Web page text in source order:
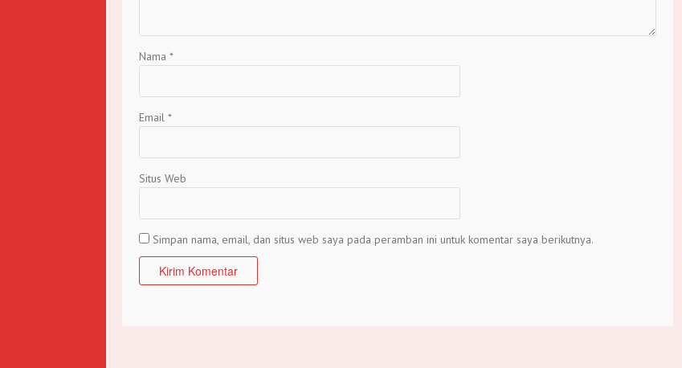
Nama *
Email *
Situs Web
Simpan nama, email, dan situs web saya pada peramban ini untuk komentar saya berikutnya.